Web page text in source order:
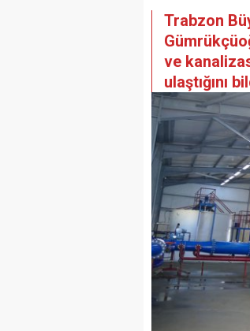
Trabzon
ve
ulaştığını